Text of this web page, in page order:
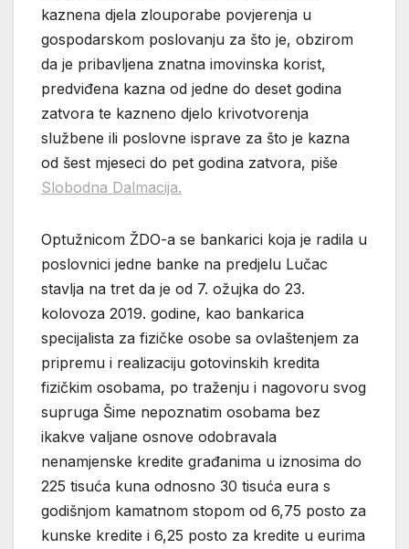
kaznena djela zlouporabe povjerenja u
gospodarskom poslovanju za što je, obzirom
da je pribavljena znatna imovinska korist,
predviđena kazna od jedne do deset godina
zatvora te kazneno djelo krivotvorenja
službene ili poslovne isprave za što je kazna
od šest mjeseci do pet godina zatvora, piše
Slobodna Dalmacija.
Optužnicom ŽDO-a se bankarici koja je radila u
poslovnici jedne banke na predjelu Lučac
stavlja na tret da je od 7. ožujka do 23.
kolovoza 2019. godine, kao bankarica
specijalista za fizičke osobe sa ovlaštenjem za
pripremu i realizaciju gotovinskih kredita
fizičkim osobama, po traženju i nagovoru svog
supruga Šime nepoznatim osobama bez
ikakve valjane osnove odobravala
nenamjenske kredite građanima u iznosima do
225 tisuća kuna odnosno 30 tisuća eura s
godišnjom kamatnom stopom od 6,75 posto za
kunske kredite i 6,25 posto za kredite u eurima